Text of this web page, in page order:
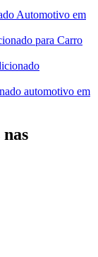
Automotivo em
para Carro
automotivo em